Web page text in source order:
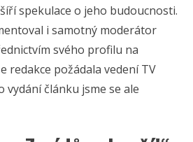
spekulace o jeho budoucnosti.
i samotný moderátor
svého profilu na
redakce požádala vedení TV
vydání článku jsme se ale